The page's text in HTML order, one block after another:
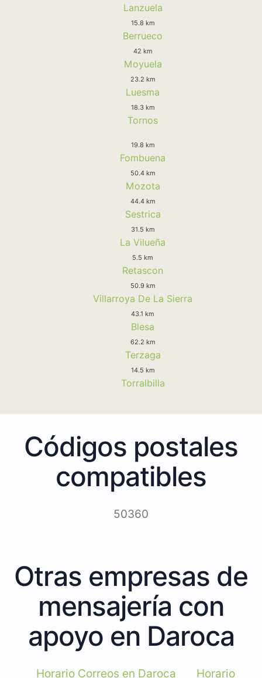
Lanzuela
15.8 km
Berrueco
42 km
Moyuela
23.2 km
Luesma
18.3 km
Tornos
19.8 km
Fombuena
50.4 km
Mozota
44.4 km
Sestrica
31.5 km
La Vilueña
5.5 km
Retascon
50.9 km
Villarroya De La Sierra
43.1 km
Blesa
62.2 km
Terzaga
14.5 km
Torralbilla
Códigos postales
compatibles
50360
Otras empresas de
mensajería con
apoyo en Daroca
Horario Correos en Daroca Horario